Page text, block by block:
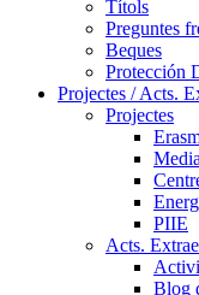
Títols
Preguntes
Beques
Protección
Projectes / Acts.
Projectes
PIIE
Acts.
Blog